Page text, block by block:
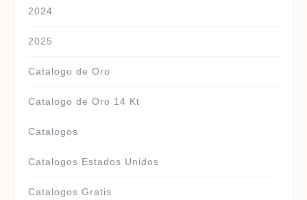
2024
2025
Catalogo de Oro
Catalogo de Oro 14 Kt
Catalogos
Catalogos Estados Unidos
Catalogos Gratis